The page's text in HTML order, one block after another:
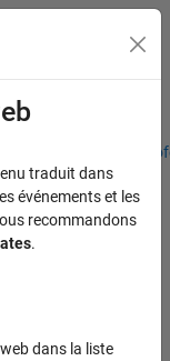
traduit dans
événements et les
recommandons
.
dans la liste